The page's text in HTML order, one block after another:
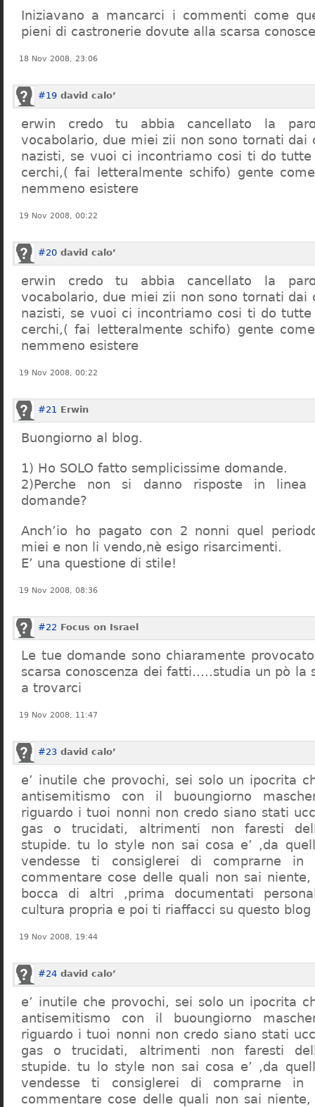
Iniziavano a mancarci i commenti come
pieni di castronerie dovute alla scarsa
18 Nov 2008, 23:06
#19 david calo’
erwin credo tu abbia cancellato la
vocabolario, due miei zii non sono tornati dai
nazisti, se vuoi ci incontriamo cosi ti do tutte
cerchi,( fai letteralmente schifo) gente
nemmeno esistere
19 Nov 2008, 00:22
#20 david calo’
erwin credo tu abbia cancellato la
vocabolario, due miei zii non sono tornati dai
nazisti, se vuoi ci incontriamo cosi ti do tutte
cerchi,( fai letteralmente schifo) gente
nemmeno esistere
19 Nov 2008, 00:22
#21 Erwin
Buongiorno al blog.
1) Ho SOLO fatto semplicissime domande.
2)Perche non si danno risposte in
domande?
Anch’io ho pagato con 2 nonni quel
miei e non li vendo,nè esigo risarcimenti.
E’ una questione di stile!
19 Nov 2008, 08:36
#22 Focus on Israel
Le tue domande sono chiaramente
scarsa conoscenza dei fatti…..studia un pò la
a trovarci
19 Nov 2008, 11:47
#23 david calo’
e’ inutile che provochi, sei solo un ipocrita
antisemitismo con il buoungiorno
riguardo i tuoi nonni non credo siano stati
gas o trucidati, altrimenti non faresti
stupide. tu lo style non sai cosa e’ ,da
vendesse ti consiglerei di comprarne in
commentare cose delle quali non sai
bocca di altri ,prima documentati
cultura propria e poi ti riaffacci su questo blog
19 Nov 2008, 19:44
#24 david calo’
e’ inutile che provochi, sei solo un ipocrita
antisemitismo con il buoungiorno
riguardo i tuoi nonni non credo siano stati
gas o trucidati, altrimenti non faresti
stupide. tu lo style non sai cosa e’ ,da
vendesse ti consiglerei di comprarne in
commentare cose delle quali non sai